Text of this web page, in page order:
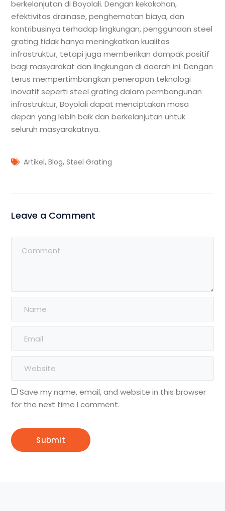
berkelanjutan di Boyolali. Dengan kekokohan,
efektivitas drainase, penghematan biaya, dan
kontribusinya terhadap lingkungan, penggunaan steel
grating tidak hanya meningkatkan kualitas
infrastruktur, tetapi juga memberikan dampak positif
bagi masyarakat dan lingkungan di daerah ini. Dengan
terus mempertimbangkan penerapan teknologi
inovatif seperti steel grating dalam pembangunan
infrastruktur, Boyolali dapat menciptakan masa
depan yang lebih baik dan berkelanjutan untuk
seluruh masyarakatnya.
Artikel,Blog,Steel Grating
Leave a Comment
Save my name, email, and website in this browser
for the next time I comment.